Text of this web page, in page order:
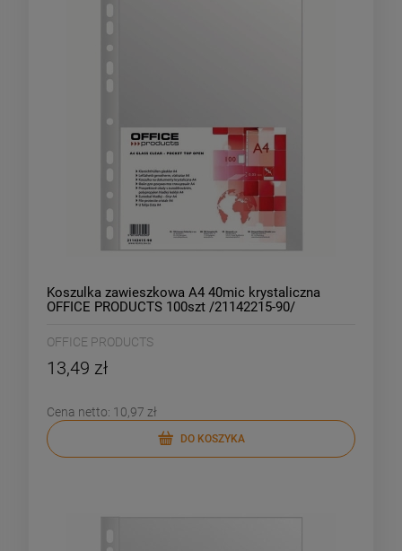
Koszulka zawieszkowa A4 40mic krystaliczna
OFFICE PRODUCTS 100szt /21142215-90/
OFFICE PRODUCTS
13,49 zł
Cena netto: 10,97 zł
DO KOSZYKA